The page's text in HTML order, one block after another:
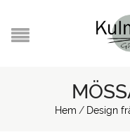
Hem / Design